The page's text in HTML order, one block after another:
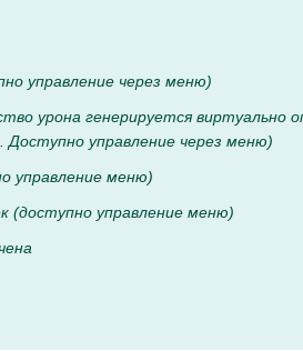
управление через меню)
урона генерируется виртуально
управление через меню)
управление меню)
(доступно управление меню)